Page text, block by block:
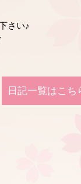
さい♪
日記⼀覧はこち